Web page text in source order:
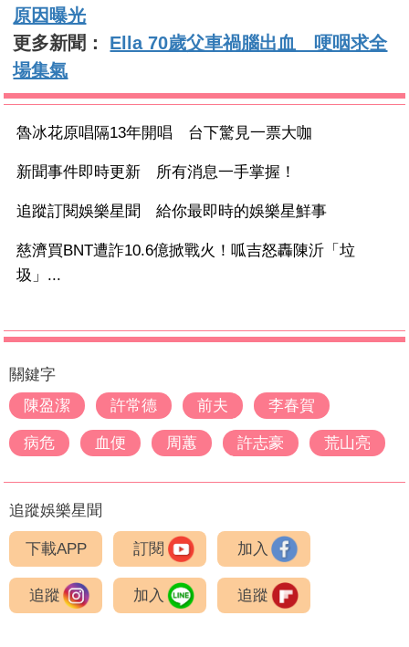
原因曝光
更多新聞： Ella 70歲父車禍腦出血 哽咽求全
場集氣
魯冰花原唱隔13年開唱 台下驚見一票大咖
新聞事件即時更新 所有消息一手掌握！
追蹤訂閱娛樂星聞 給你最即時的娛樂星鮮事
慈濟買BNT遭詐10.6億掀戰火！呱吉怒轟陳沂「垃
圾」...
關鍵字
陳盈潔
許常德 前夫 李春賀
病危 血便 周蕙 許志豪 荒山亮
追蹤娛樂星聞
下載APP 訂閱 加入
追蹤 加入 追蹤